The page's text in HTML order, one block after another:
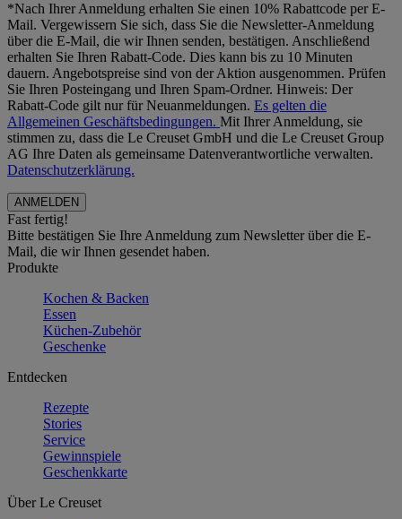
*Nach Ihrer Anmeldung erhalten Sie einen 10% Rabattcode per E-
Mail. Vergewissern Sie sich, dass Sie die Newsletter-Anmeldung
über die E-Mail, die wir Ihnen senden, bestätigen. Anschließend
erhalten Sie Ihren Rabatt-Code. Dies kann bis zu 10 Minuten
dauern. Angebotspreise sind von der Aktion ausgenommen. Prüfen
Sie Ihren Posteingang und Ihren Spam-Ordner. Hinweis: Der
Rabatt-Code gilt nur für Neuanmeldungen. Es gelten die
Allgemeinen Geschäftsbedingungen. Mit Ihrer Anmeldung, sie
stimmen zu, dass die Le Creuset GmbH und die Le Creuset Group
AG Ihre Daten als gemeinsame Datenverantwortliche verwalten.
Datenschutzerklärung.
Fast fertig!
Bitte bestätigen Sie Ihre Anmeldung zum Newsletter über die E-
Mail, die wir Ihnen gesendet haben.
Produkte
Kochen & Backen
Essen
Küchen-Zubehör
Geschenke
Entdecken
Rezepte
Stories
Service
Gewinnspiele
Geschenkkarte
Über Le Creuset